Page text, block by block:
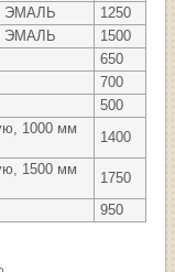
ЭМАЛЬ
1250
ЭМАЛЬ
1500
650
700
500
1000 мм
1400
1500 мм
1750
950